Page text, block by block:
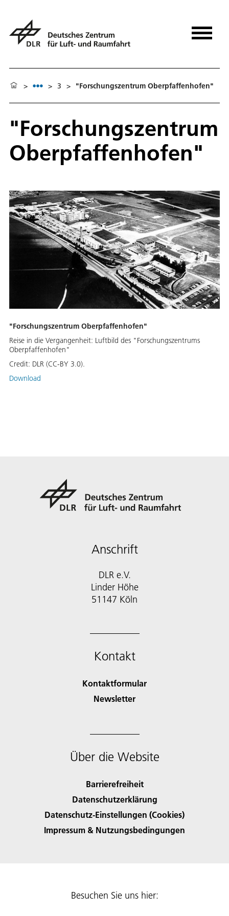
> > 3 > "Forschungszentrum Oberpfaffenhofen"
"Forschungszentrum
Oberpfaffenhofen"
"Forschungszentrum Oberpfaffenhofen"
Reise in die Vergangenheit: Luftbild des "Forschungszentrums
Oberpfaffenhofen"
Credit: DLR (CC-BY 3.0).
Download
Anschrift
DLR e.V.
Linder Höhe
51147 Köln
Kontakt
Kontaktformular
Newsletter
Über die Website
Barrierefreiheit
Datenschutzerklärung
Datenschutz-Einstellungen (Cookies)
Impressum & Nutzungsbedingungen
Besuchen Sie uns hier: